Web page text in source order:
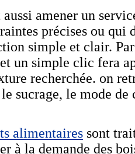
aussi amener un
précises ou qui
simple et clair.
un simple clic fera
recherchée. on
sucrage, le mode de
alimentaires sont
à la demande des